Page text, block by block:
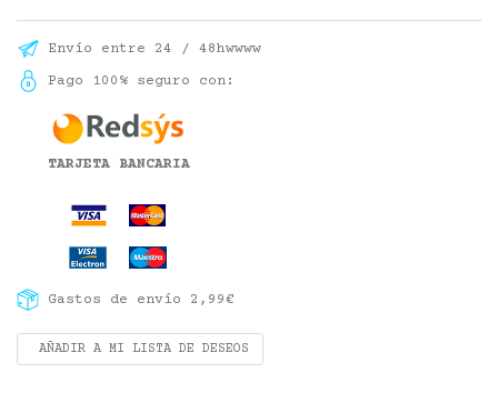
Envío entre 24 / 48hwwww
Pago 100% seguro con:
TARJETA BANCARIA
Gastos de envío 2,99€
AÑADIR A MI LISTA DE DESEOS